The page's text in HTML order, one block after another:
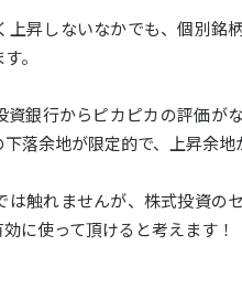
昇しないなかでも、個別銘
。
資銀行からピカピカの評価が
落余地が限定的で、上昇余地
触れませんが、株式投資の
に使って頂けると考えます！